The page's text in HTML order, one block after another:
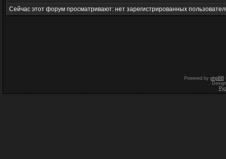
Сейчас этот форум просматривают: нет зарегистрированных
Powered by phpBB